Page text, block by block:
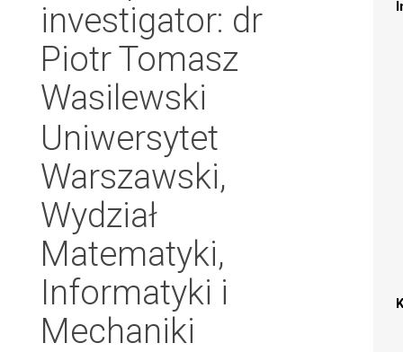
investigator: dr
Piotr Tomasz
Wasilewski
Uniwersytet
Warszawski,
Wydział
Matematyki,
Informatyki i
Mechaniki